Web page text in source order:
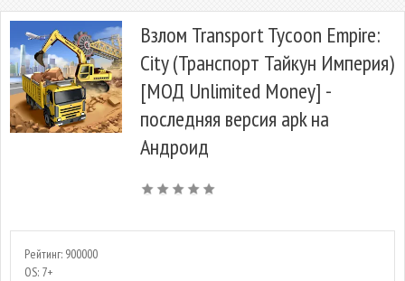
Взлом Transport Tycoon Empire:
City (Транспорт Тайкун Империя)
[МОД Unlimited Money] -
последняя версия apk на
Андроид
Рейтинг: 900000
OS: 7+